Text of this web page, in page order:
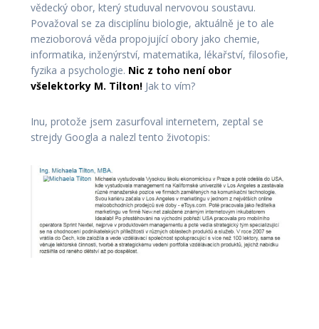
vědecký obor, který studuval nervovou soustavu.
Považoval se za disciplínu biologie, aktuálně je to ale
mezioborová věda propojující obory jako chemie,
informatika, inženýrství, matematika, lékařství, filosofie,
fyzika a psychologie. Nic z toho není obor
všelektorky M. Tilton! Jak to vím?
Inu, protože jsem zasurfoval internetem, zeptal se
strejdy Googla a nalezl tento životopis: